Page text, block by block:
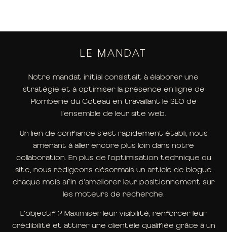
LE MANDAT
Notre mandat initial consistait à élaborer une
stratégie et à optimiser la présence en ligne de
Plomberie du Coteau en travaillant le SEO de
l’ensemble de leur site web.
Un lien de confiance s’est rapidement établi, nous
amenant à aller encore plus loin dans notre
collaboration. En plus de l’optimisation technique du
site, nous rédigeons désormais un article de blogue
chaque mois afin d’améliorer leur positionnement sur
les moteurs de recherche.
L’objectif ? Maximiser leur visibilité, renforcer leur
crédibilité et attirer une clientèle qualifiée grâce à un